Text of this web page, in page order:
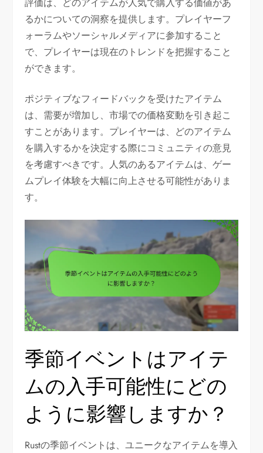
るかについての洞察を提供します。プレイヤーフ
ォーラムやソーシャルメディアに参加すること
で、プレイヤーは現在のトレンドを把握すること
ができます。
ポジティブなフィードバックを受けたアイテム
は、需要が増加し、市場での価格変動を引き起こ
すことがあります。プレイヤーは、どのアイテム
を購入するかを決定する際にコミュニティの意見
を考慮すべきです。人気のあるアイテムは、ゲー
ムプレイ体験を大幅に向上させる可能性がありま
す。
季節イベントはアイテ
ムの入手可能性にどの
ように影響しますか？
Rustの季節イベントは、ユニークなアイテムを導入